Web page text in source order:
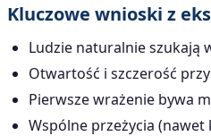
Kluczowe wnioski z
Ludzie naturalnie szukają
Otwartość i szczerość
Pierwsze wrażenie bywa
Wspólne przeżycia